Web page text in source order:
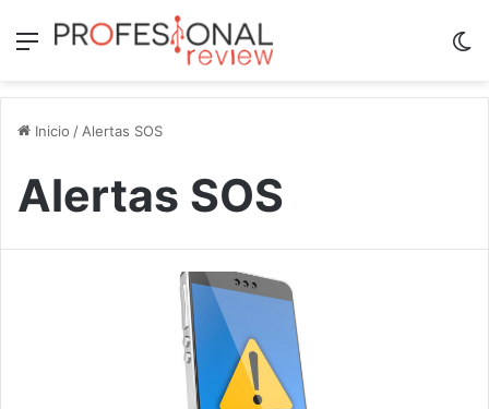
Menú
Inicio /Alertas SOS
Alertas SOS